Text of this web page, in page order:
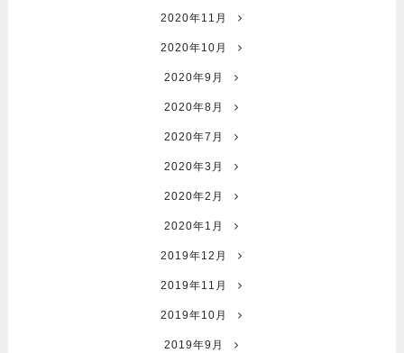
2020年11月
2020年10月
2020年9月
2020年8月
2020年7月
2020年3月
2020年2月
2020年1月
2019年12月
2019年11月
2019年10月
2019年9月